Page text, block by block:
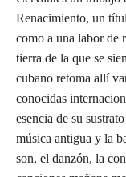
Renacimiento, un
como a una labor de
tierra de la que se
cubano retoma allí
conocidas
esencia de su
música antigua y la
son, el danzón, la